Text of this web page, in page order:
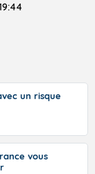
un risque
vous